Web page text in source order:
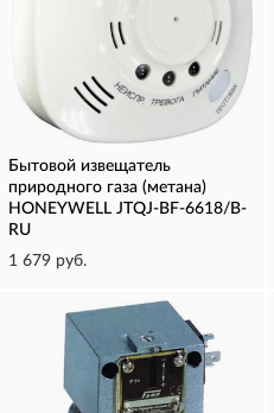
Бытовой извещатель
природного газа (метана)
HONEYWELL JTQJ-BF-6618/B-
RU
1 679 руб.